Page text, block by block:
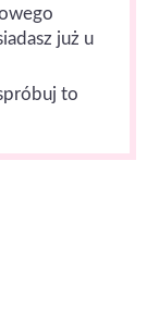
już u
to